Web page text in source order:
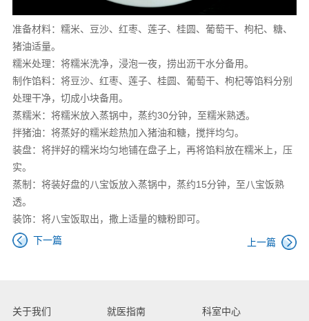
准备材料：糯米、豆沙、红枣、莲子、桂圆、葡萄干、枸杞、糖、
猪油适量。
糯米处理：将糯米洗净，浸泡一夜，捞出沥干水分备用。
制作馅料：将豆沙、红枣、莲子、桂圆、葡萄干、枸杞等馅料分别
处理干净，切成小块备用。
蒸糯米：将糯米放入蒸锅中，蒸约30分钟，至糯米熟透。
拌猪油：将蒸好的糯米趁热加入猪油和糖，搅拌均匀。
装盘：将拌好的糯米均匀地铺在盘子上，再将馅料放在糯米上，压
实。
蒸制：将装好盘的八宝饭放入蒸锅中，蒸约15分钟，至八宝饭熟
透。
装饰：将八宝饭取出，撒上适量的糖粉即可。
下一篇
上一篇
关于我们 就医指南
科室中心